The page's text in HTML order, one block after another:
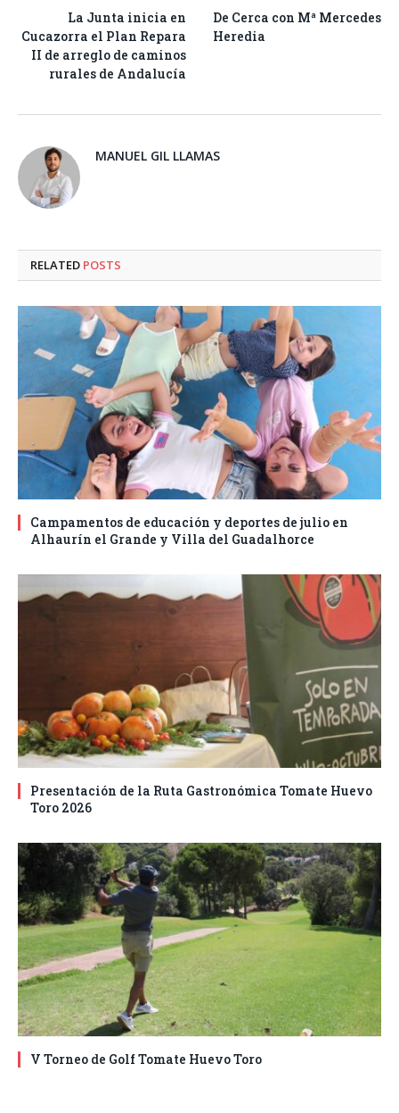
La Junta inicia en
Cucazorra el Plan Repara
II de arreglo de caminos
rurales de Andalucía
De Cerca con Mª Mercedes
Heredia
MANUEL GIL LLAMAS
RELATED POSTS
Campamentos de educación y deportes de julio en
Alhaurín el Grande y Villa del Guadalhorce
Presentación de la Ruta Gastronómica Tomate Huevo
Toro 2026
V Torneo de Golf Tomate Huevo Toro